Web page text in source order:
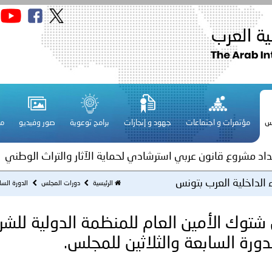
مؤتمرات و اجتماعات جهود و إنجازات برامج توعوية صور وفيديو
قـطـر ـ 1448/02/21هـ ــ الموافق 2026/08/04 م - مشاركة دولة
لدول الخليج العربية..
لمجلس وزراء الداخلية العرب بمناسبة اختتام المؤتمر العربي
مشروع قانون عربي استرشادي لحماية الآثار والتراث الوطني
عشر للمسؤولين عن الأمن السياحي
فلسطين ـ 1448/02/22هـ ــ الموافق 2026/08/05 م - الشرطة
الداخلية العرب بتونس الرئيسية دورات المجلس الدورة
الأمين العام للمنظمة الدولية
السابعة والثلاثين للمجلس.